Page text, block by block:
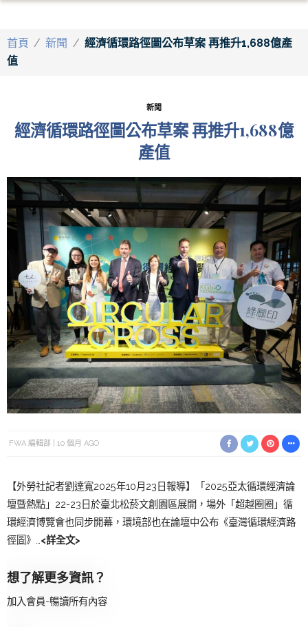
首頁 / 新聞 / 經濟循環路徑圖公布草案 再推升1,688億產
值
新聞
經濟循環路徑圖公布草案 再推升1,688億
產值
FWA 編輯部 10 個月 AGO
【外勞社記者劉達寬2025年10月23日報導】「2025亞太循環經濟論
壇暨熱點」22-23日於臺北松菸文創園區展開，場外「超越圈圈」循
環經濟博覽會也同步開幕，環境部也在論壇中公布《臺灣循環經濟路
徑圖》… <詳全文>
想了解更多資訊？
加入會員-暢讀所有內容